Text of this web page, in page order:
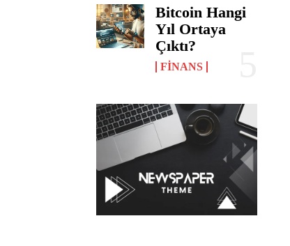
Bitcoin Hangi
Yıl Ortaya
Çıktı?
FINANS